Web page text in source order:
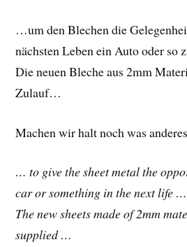
…um den Blechen die
nächsten Leben ein Auto oder
Die neuen Bleche aus 2mm
Zulauf…
Machen wir halt noch was
… to give the sheet metal the
car or something in the next life
The new sheets made of 2mm
supplied …